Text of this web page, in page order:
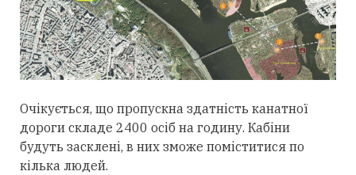
Очікується, що пропускна здатність канатної
дороги складе 2400 осіб на годину. Кабіни
будуть засклені, в них зможе поміститися по
кілька людей.